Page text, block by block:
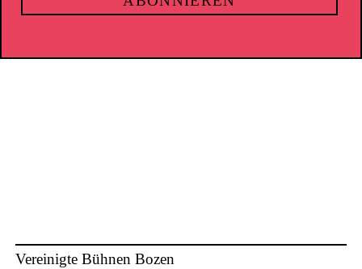
Vereinigte Bühnen Bozen